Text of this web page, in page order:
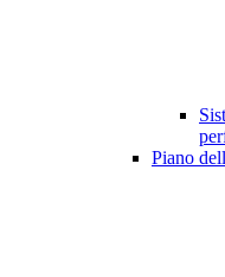
Piano